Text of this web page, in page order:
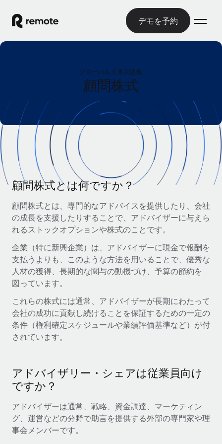
デモを予約
グローバル雇用
グローバル給与処理
コンプライアンス対応の給与処理を手軽に
Employer of Record（EOR）
グローバル展開をコストをかけずに実現
Contractor of Record
契約社員管理
世界中の契約社員をオンボーディングし、管理
PEO
複雑な雇用関連業務を外部委託
Remote統合
人事機能をワークフローにシームレスに統合する
プラットフォーム
接続 新しい
当社のMCPを使用して、あらゆるAIツールをRemoteに接続
統合
基本的なビジネスツールを活用して業務プロセスを効率化す
る
各国の制度に対応
国別ガイド
/国別のグローバル雇用支援を検索する
米国州エクスプローラー
米国の各州において採用プロセスを簡素化する
Remoteを他社と比較
他社と比較した、当社の強みを確認する
成長の段階
スタートアップ
成長中の企業向けのアジャイルなグローバルHR・給与処理ソ
ミッドマーケット
カスタマイズされた人事ソリューションでチームを拡大する
企業
パートナーに登録
戦略的テクノロジーパートナー
グローバルな人事機能を柔軟に自社プラットフォームへ統合
パートナーとして登録
リソース
ツールと計算ツール
誤分類リスク判定ツール
国別に従業員の誤分類リスクを確認する
各国の総従業員コストを計算する
契約社員の報酬計算ツール
グローバルな契約社員向けに、通貨オプションと支払スピー
ドを確認する
REMOTEで学習
リサーチおよびガイド
活用事例
HR用語集
職務内容ライブラリ
ウェビナー
イベント
日本語
English
Nederlands
Français
Deutsch
Español
Italiano
日本語
한국어
中文（简体）
グローバル人事用語集
顧問株式
顧問株式とは何ですか？
顧問株式とは、専門的なアドバイスを提供したり、会社
の成長を支援したりすることで、アドバイザーに与えら
れるストックオプションや株式のことです。
企業（特に新興企業）は、アドバイザーに現金で報酬を
支払うよりも、このような方法を用いることで、優秀な
人材の獲得、長期的な関与の動機づけ、予算の節約を
図っています。
これらの株式には通常、アドバイザーが長期にわたって
会社の成功に貢献し続けることを保証するための一定の
条件（権利確定スケジュールや業績評価基準など）が付
されています。
アドバイザリー・シェアは従業員向け
ですか？
アドバイザーは通常、戦略、資金調達、マーケティン
グ、運営などの分野で助言を提供する外部の専門家や理
事会メンバーです。